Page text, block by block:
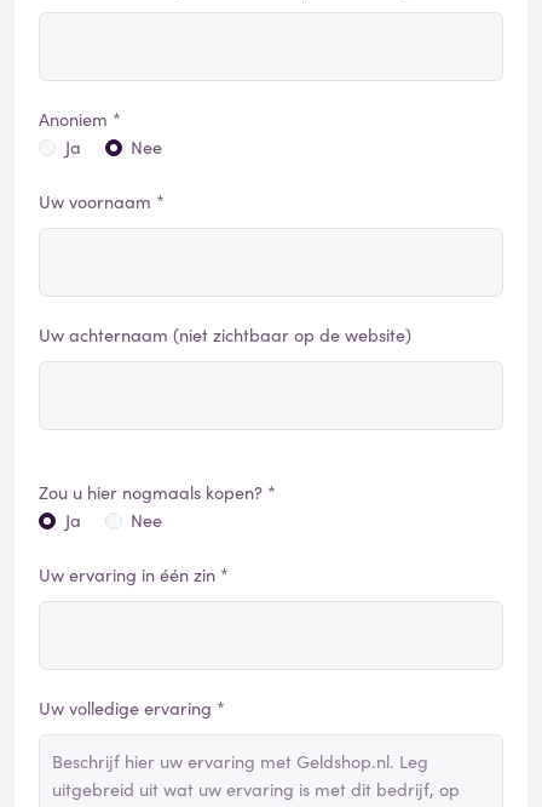
Anoniem *
Ja
Nee
Uw voornaam *
Uw achternaam (niet zichtbaar op de website)
Zou u hier nogmaals kopen? *
Ja
Nee
Uw ervaring in één zin *
Uw volledige ervaring *